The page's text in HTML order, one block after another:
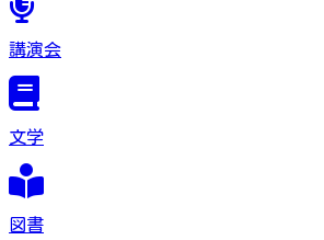
講演会
文学
図書